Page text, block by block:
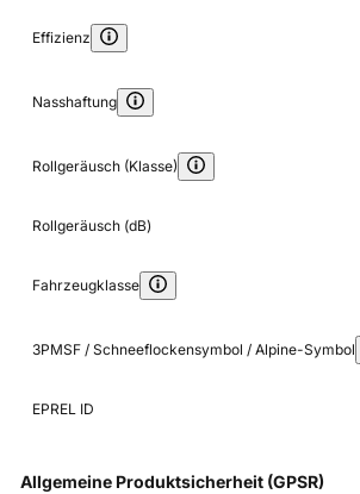
Effizienz
Nasshaftung
Rollgeräusch (Klasse)
Rollgeräusch (dB)
Fahrzeugklasse
3PMSF / Schneeflockensymbol / Alpine-Symbol
EPREL ID
Allgemeine Produktsicherheit (GPSR)